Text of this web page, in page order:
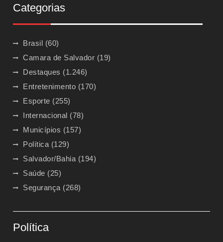
Categorias
Brasil (60)
Camara de Salvador (19)
Destaques (1.246)
Entretenimento (170)
Esporte (255)
Internacional (78)
Municípios (157)
Política(129)
Salvador/Bahia(194)
Saúde (25)
Segurança(268)
Política